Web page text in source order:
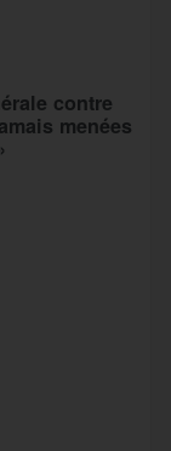
contre
menées